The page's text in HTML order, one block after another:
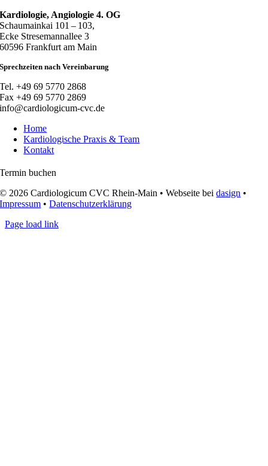
Kardiologie, Angiologie 4. OG
Schaumainkai 101 – 103,
Ecke Stresemannallee 3
60596 Frankfurt am Main
Sprechzeiten nach Vereinbarung
Tel. +49 69 5770 2868
Fax +49 69 5770 2869
info@cardiologicum-cvc.de
Home
Kardiologische Praxis & Team
Kontakt
Termin buchen
© 2026 Cardiologicum CVC Rhein-Main • Webseite beidasign •
Impressum •Datenschutzerklärung
Page load link